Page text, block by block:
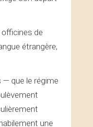
de
étrangère,
que le régime
une